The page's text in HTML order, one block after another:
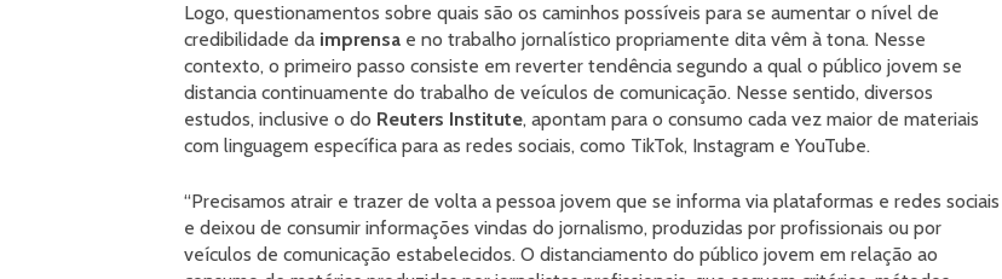
Logo, questionamentos sobre quais são os caminhos possíveis para se aumentar o nível de
credibilidade da imprensa e no trabalho jornalístico propriamente dita vêm à tona. Nesse
contexto, o primeiro passo consiste em reverter tendência segundo a qual o público jovem se
distancia continuamente do trabalho de veículos de comunicação. Nesse sentido, diversos
estudos, inclusive o do Reuters Institute, apontam para o consumo cada vez maior de materiais
com linguagem específica para as redes sociais, como TikTok, Instagram e YouTube.
“Precisamos atrair e trazer de volta a pessoa jovem que se informa via plataformas e redes sociais
e deixou de consumir informações vindas do jornalismo, produzidas por profissionais ou por
veículos de comunicação estabelecidos. O distanciamento do público jovem em relação ao